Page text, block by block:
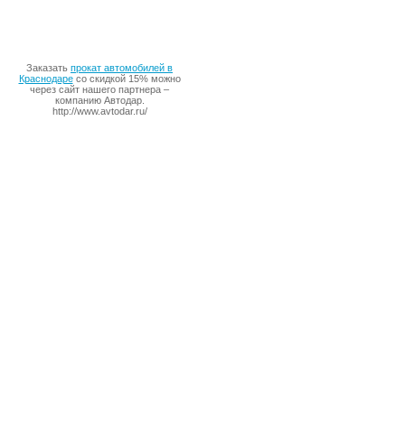
Заказать прокат автомобилей в
Краснодаресо скидкой 15% можно
через сайт нашего партнера –
компанию Автодар.
http://www.avtodar.ru/